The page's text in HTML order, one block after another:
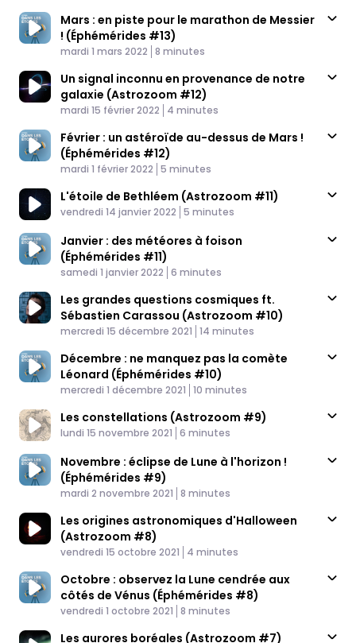
Mars : en piste pour le marathon de Messier
! (Éphémérides #13)
Published At
mardi 1 mars 2022 Time
8 minutes
Un signal inconnu en provenance de notre
galaxie (Astrozoom #12)
Published At
mardi 15 février 2022 Time
4 minutes
Février : un astéroïde au-dessus de Mars !
(Éphémérides #12)
Published At
mardi 1 février 2022 Time
5 minutes
L'étoile de Bethléem (Astrozoom #11)
Published At
vendredi 14 janvier 2022 Time
5 minutes
Janvier : des météores à foison
(Éphémérides #11)
Published At
samedi 1 janvier 2022 Time
6 minutes
Les grandes questions cosmiques ft.
Sébastien Carassou (Astrozoom #10)
Published At
mercredi 15 décembre 2021 Time
14 minutes
Décembre : ne manquez pas la comète
Léonard (Éphémérides #10)
Published At
mercredi 1 décembre 2021 Time
10 minutes
Les constellations (Astrozoom #9)
Published At
lundi 15 novembre 2021 Time
6 minutes
Novembre : éclipse de Lune à l'horizon !
(Éphémérides #9)
Published At
mardi 2 novembre 2021 Time
8 minutes
Les origines astronomiques d'Halloween
(Astrozoom #8)
Published At
vendredi 15 octobre 2021 Time
4 minutes
Octobre : observez la Lune cendrée aux
côtés de Vénus (Éphémérides #8)
Published At
vendredi 1 octobre 2021 Time
8 minutes
Les aurores boréales (Astrozoom #7)